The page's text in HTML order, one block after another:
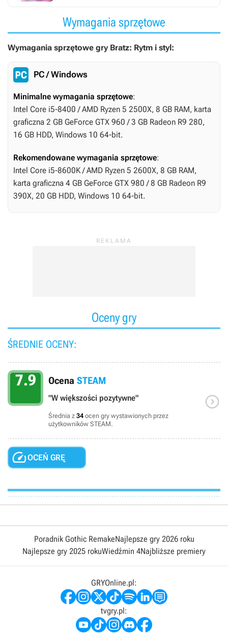
Wymagania sprzętowe
Wymagania sprzętowe gry Bratz: Rytm i styl:
PC / Windows
Minimalne wymagania sprzętowe:
Intel Core i5-8400 / AMD Ryzen 5 2500X, 8 GB RAM, karta
graficzna 2 GB GeForce GTX 960 / 3 GB Radeon R9 280,
16 GB HDD, Windows 10 64-bit.
Rekomendowane wymagania sprzętowe:
Intel Core i5-8600K / AMD Ryzen 5 2600X, 8 GB RAM,
karta graficzna 4 GB GeForce GTX 980 / 8 GB Radeon R9
390X, 20 GB HDD, Windows 10 64-bit.
Oceny gry
ŚREDNIE OCENY:
7.9 Ocena STEAM
"W większości pozytywne"
Średnia z 34 ocen gry wystawionych przez
użytkowników STEAM.

OCEŃ GRĘ
Poradnik Gothic RemakeNajlepsze gry 2026 roku
Najlepsze gry 2025 rokuWiedźmin 4Najbliższe premiery
GRYOnline.pl:
tvgry.pl: